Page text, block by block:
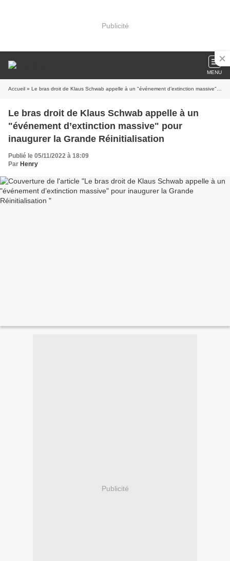
Publicité
MENU
Accueil » Le bras droit de Klaus Schwab appelle à un "événement d’extinction massive" pour inaugurer la Grande Réinitialisation
Le bras droit de Klaus Schwab appelle à un
"événement d’extinction massive" pour
inaugurer la Grande Réinitialisation
Publié le 05/11/2022 à 18:09
Par Henry
Publicité